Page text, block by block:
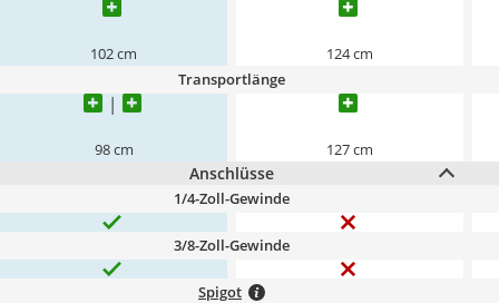
102 cm 124 cm
Transportlänge
98 cm 127 cm
Anschlüsse
1/4-Zoll-Gewinde
3/8-Zoll-Gewinde
Spigot